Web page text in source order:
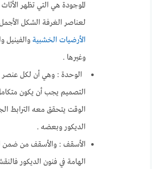
الموجودة هي التي تظهر
لعناصر الغرفة الشكل
الأرضيات الخشبية والفينيل
وغيرها .
الوحدة : وهي أن لكل
التصميم يجب أن يكون
الوقت يتحقق معه الترابط
الديكور وبعضه .
الأسقف : والأسقف من ضمن
الهامة في فنون الديكور